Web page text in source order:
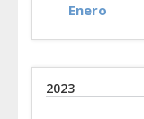
Enero
2023